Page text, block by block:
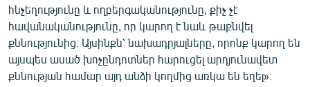
հնչեղությունը և ողբերգականությունը, քիչ չէ
հավանականությունը, որ կարող է նաև թաքնվել
քննությունից։ Այսինքն՝ նախադրյալները, որոնք կարող են
այսպես ասած խոչընդոտներ հարուցել արդյունավետ
քննության համար այդ անձի կողմից առկա են եղել»։